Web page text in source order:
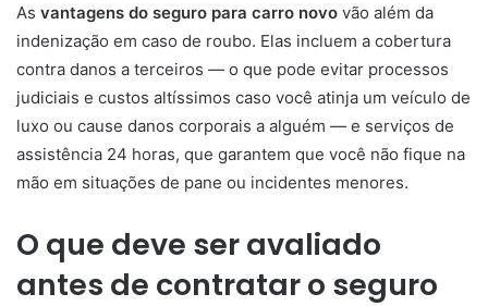
As vantagens do seguro para carro novo vão além da
indenização em caso de roubo. Elas incluem a cobertura
contra danos a terceiros — o que pode evitar processos
judiciais e custos altíssimos caso você atinja um veículo de
luxo ou cause danos corporais a alguém — e serviços de
assistência 24 horas, que garantem que você não fique na
mão em situações de pane ou incidentes menores.
O que deve ser avaliado
antes de contratar o seguro